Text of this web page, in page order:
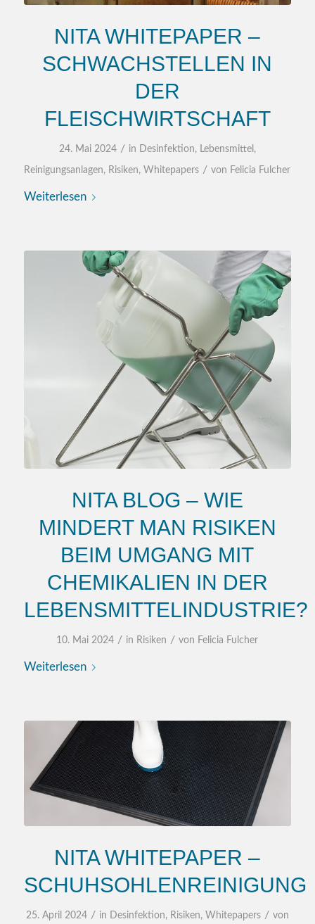
NITA WHITEPAPER –
SCHWACHSTELLEN IN
DER
FLEISCHWIRTSCHAFT
24. Mai 2024 / in Desinfektion, Lebensmittel ,
Reinigungsanlagen, Risiken,Whitepapers / von Felicia Fulcher
Weiterlesen
NITA BLOG – WIE
MINDERT MAN RISIKEN
BEIM UMGANG MIT
CHEMIKALIEN IN DER
LEBENSMITTELINDUSTRIE?
10. Mai 2024 / in Risiken / von Felicia Fulcher
Weiterlesen
NITA WHITEPAPER –
SCHUHSOHLENREINIGUNG
25. April 2024 / in Desinfektion, Risiken, Whitepapers / von